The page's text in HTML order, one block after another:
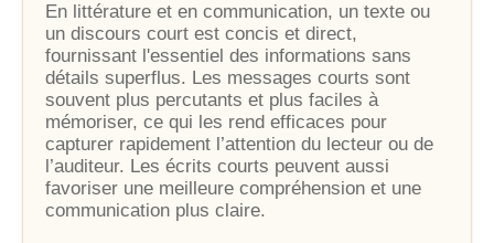
En littérature et en communication, un texte ou
un discours court est concis et direct,
fournissant l'essentiel des informations sans
détails superflus. Les messages courts sont
souvent plus percutants et plus faciles à
mémoriser, ce qui les rend efficaces pour
capturer rapidement l’attention du lecteur ou de
l’auditeur. Les écrits courts peuvent aussi
favoriser une meilleure compréhension et une
communication plus claire.